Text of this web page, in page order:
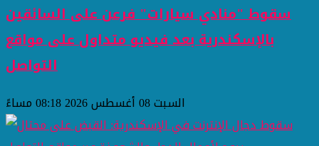
سقوط "منادي سيارات" فرعن على السائقين
بالإسكندرية بعد فيديو متداول على مواقع
التواصل
السبت 08 أغسطس 2026 08:18 مساءً